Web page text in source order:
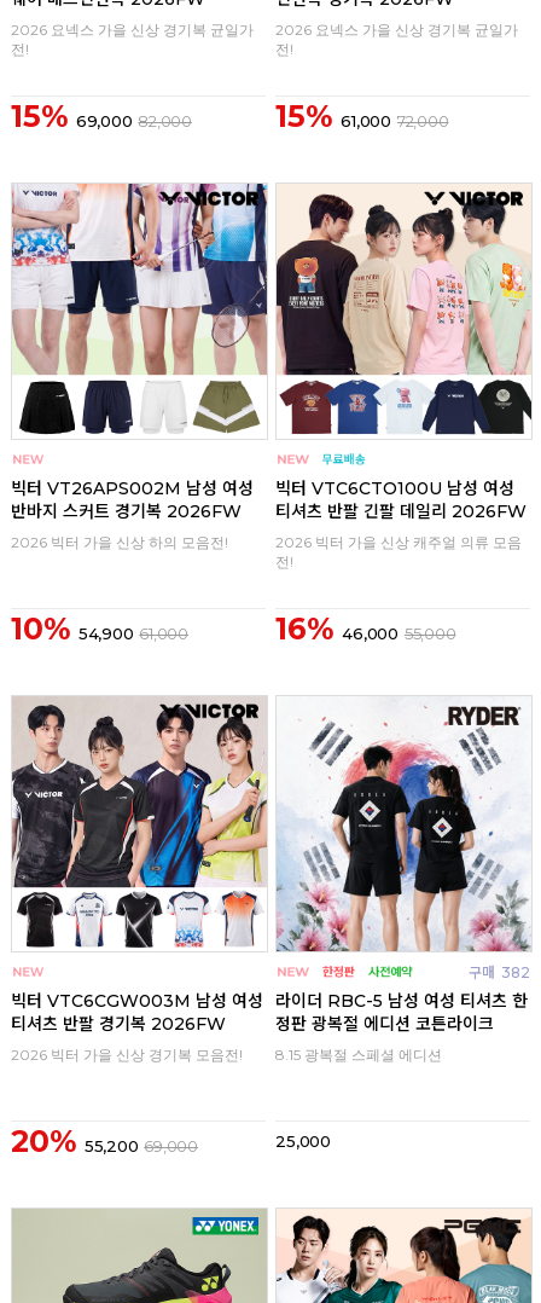
2026 요넥스 가을 신상 경기복 균일가
전!
15% 69,000 82,000
2026 요넥스 가을 신상 경기복 균일가
전!
15% 61,000 72,000
빅터 VT26APS002M 남성 여성
반바지 스커트 경기복 2026FW
2026 빅터 가을 신상 하의 모음전!
10% 54,900 61,000
빅터 VTC6CTO100U 남성 여성
티셔츠 반팔 긴팔 데일리 2026FW
2026 빅터 가을 신상 캐주얼 의류 모음
전!
16% 46,000 55,000
빅터 VTC6CGW003M 남성 여성
티셔츠 반팔 경기복 2026FW
2026 빅터 가을 신상 경기복 모음전!
20% 55,200 69,000
구매 382
라이더 RBC-5 남성 여성 티셔츠 한
정판 광복절 에디션 코튼라이크
8.15 광복절 스페셜 에디션
25,000